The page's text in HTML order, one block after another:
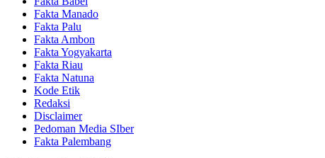
Fakta Manado
Fakta Palu
Fakta Ambon
Fakta Yogyakarta
Fakta Riau
Fakta Natuna
Kode Etik
Redaksi
Disclaimer
Pedoman Media SIber
Fakta Palembang